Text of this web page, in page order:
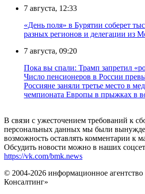
7 августа, 12:33
«День поля» в Бурятии соберет
разных регионов и делегации из
7 августа, 09:20
Пока вы спали: Трамп запретил
Число пенсионеров в России
Россияне заняли третье место в
чемпионата Европы в прыжках в
В связи с ужесточением требований к
персональных данных мы были
возможность оставлять комментарии к
Обсудить новости можно в наших
https://vk.com/bmk.news
© 2004-2026 информационное
Консалтинг»